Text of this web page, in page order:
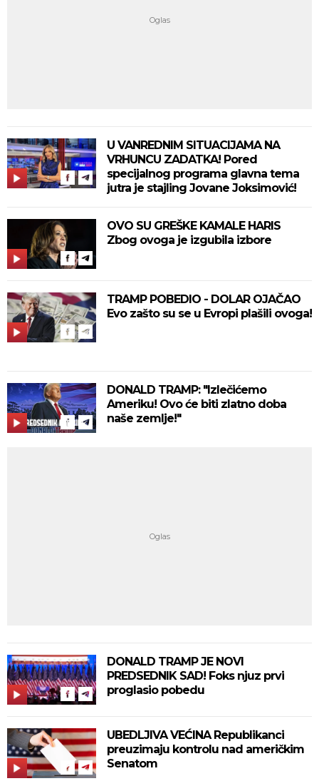
U VANREDNIM SITUACIJAMA NA
VRHUNCU ZADATKA! Pored
specijalnog programa glavna tema
jutra je stajling Jovane Joksimović!
OVO SU GREŠKE KAMALE HARIS
Zbog ovoga je izgubila izbore
TRAMP POBEDIO - DOLAR OJAČAO
Evo zašto su se u Evropi plašili ovoga!
DONALD TRAMP: "Izlečićemo
Ameriku! Ovo će biti zlatno doba
naše zemlje!"
DONALD TRAMP JE NOVI
PREDSEDNIK SAD! Foks njuz prvi
proglasio pobedu
UBEDLJIVA VEĆINA Republikanci
preuzimaju kontrolu nad američkim
Senatom